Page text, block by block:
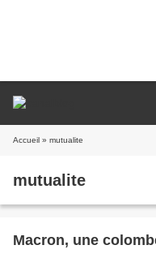
Accueil » mutualite
mutualite
Macron, une